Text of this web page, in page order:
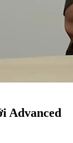
Advanced